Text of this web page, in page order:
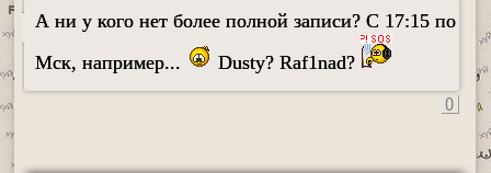
А ни у кого нет более полной записи? С 17:15 по
Мск, например...
Dusty? Raf1nad?
0